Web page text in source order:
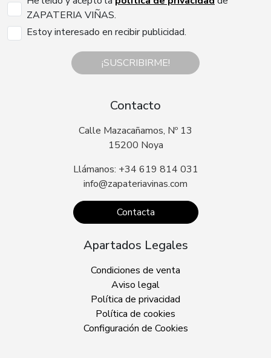
ZAPATERIA VIÑAS.
Estoy interesado en recibir publicidad.
¡SUSCRIBIRME!
Contacto
Calle Mazacañamos, Nº 13
15200 Noya
Llámanos: +34 619 814 031
info@zapateriavinas.com
Contacta
Apartados Legales
Condiciones de venta
Aviso legal
Política de privacidad
Política de cookies
Configuración de Cookies